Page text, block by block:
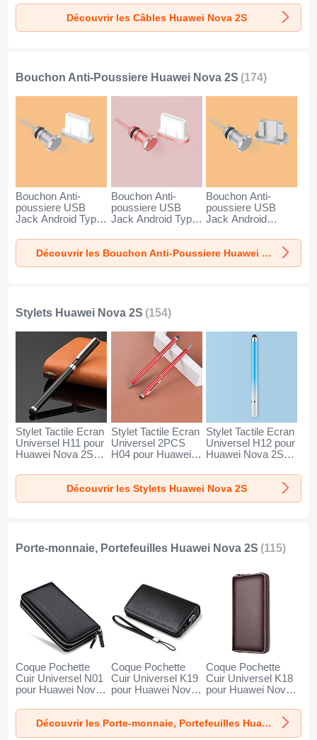
Fonce
Type-C 100W H01
pour Huawei Nova
2S Noir
Noir
Découvrir les Câbles Huawei Nova 2S
Bouchon Anti-Poussiere Huawei Nova 2S (174)
Bouchon Anti-
poussiere USB
Jack Android Type-
Huawei Nova 2S
Argent
Bouchon Anti-
poussiere USB
Jack Android Type-
Huawei Nova 2S
Or Rose
Bouchon Anti-
poussiere USB
Jack Android
Huawei Nova 2S
Argent
Découvrir les Bouchon Anti-Poussiere Huawei Nova 2S
Stylets Huawei Nova 2S (154)
Stylet Tactile Ecran
Universel H11 pour
Huawei Nova 2S
Stylet Tactile Ecran
Universel 2PCS
H04 pour Huawei
Stylet Tactile Ecran
Universel H12 pour
Huawei Nova 2S
Découvrir les Stylets Huawei Nova 2S
Porte-monnaie, Portefeuilles Huawei Nova 2S (115)
Coque Pochette
Cuir Universel N01
pour Huawei Nova
Coque Pochette
Cuir Universel K19
pour Huawei Nova
Coque Pochette
Cuir Universel K18
pour Huawei Nova
Découvrir les Porte-monnaie, Portefeuilles Huawei Nova 2S